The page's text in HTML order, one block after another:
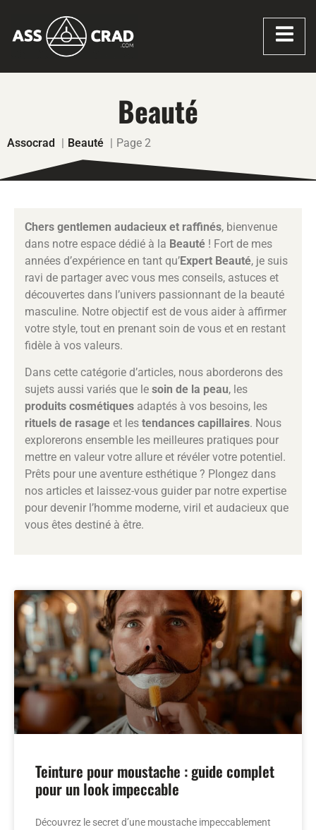
Beauté
Assocrad Beauté Page 2
Chers gentlemen audacieux et raffinés, bienvenue
dans notre espace dédié à la Beauté ! Fort de mes
années d’expérience en tant qu’Expert Beauté, je suis
ravi de partager avec vous mes conseils, astuces et
découvertes dans l’univers passionnant de la beauté
masculine. Notre objectif est de vous aider à affirmer
votre style, tout en prenant soin de vous et en restant
fidèle à vos valeurs.
Dans cette catégorie d’articles, nous aborderons des
sujets aussi variés que le soin de la peau, les
produits cosmétiques adaptés à vos besoins, les
rituels de rasage et les tendances capillaires. Nous
explorerons ensemble les meilleures pratiques pour
mettre en valeur votre allure et révéler votre potentiel.
Prêts pour une aventure esthétique ? Plongez dans
nos articles et laissez-vous guider par notre expertise
pour devenir l’homme moderne, viril et audacieux que
vous êtes destiné à être.
Teinture pour moustache : guide complet
pour un look impeccable
Découvrez le secret d’une moustache impeccablement